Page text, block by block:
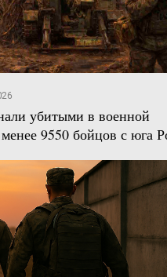
убитыми в военной
9550 бойцов с юга